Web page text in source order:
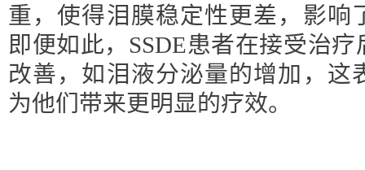
重，使得泪膜稳定性更差，影响
即便如此，SSDE患者在接受治
改善，如泪液分泌量的增加，这
为他们带来更明显的疗效。